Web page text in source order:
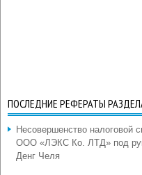
ПОСЛЕДНИЕ РЕФЕРАТЫ
Несовершенство налоговой
ООО «ЛЭКС Ко. ЛТД» под
Денг Челя